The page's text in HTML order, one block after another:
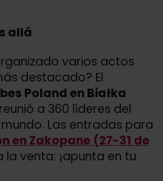
allá
varios actos
destacado? El
Poland en Białka
a 360 líderes del
Las entradas para
en Zakopane (27-31 de
la venta: ¡apunta en tu